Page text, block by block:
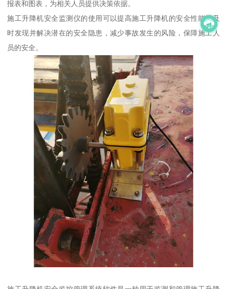
报表和图表，为相关人员提供决策依据。
施工升降机安全监测仪的使用可以提高施工升降机的安全性能，及
时发现并解决潜在的安全隐患，减少事故发生的风险，保障施工人
员的安全。